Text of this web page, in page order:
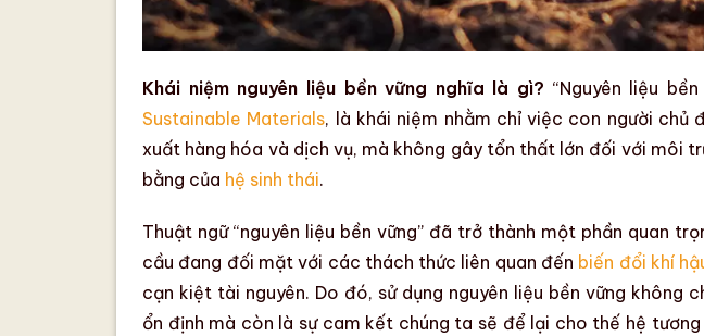
Khái niệm nguyên liệu bền vững nghĩa là gì? “Nguyên liệu bền
Sustainable Materials, là khái niệm nhằm chỉ việc con người chủ
xuất hàng hóa và dịch vụ, mà không gây tổn thất lớn đối với môi
bằng của hệ sinh thái.
Thuật ngữ “nguyên liệu bền vững” đã trở thành một phần quan
cầu đang đối mặt với các thách thức liên quan đến biến đổi khí
cạn kiệt tài nguyên. Do đó, sử dụng nguyên liệu bền vững không
ổn định mà còn là sự cam kết chúng ta sẽ để lại cho thế hệ